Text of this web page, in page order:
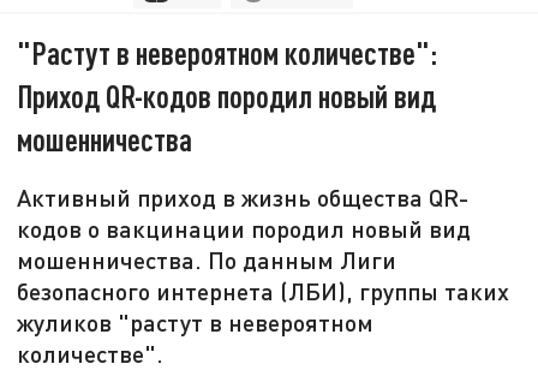
"Растут в невероятном количестве":
Приход QR-кодов породил новый вид
мошенничества
Активный приход в жизнь общества QR-
кодов о вакцинации породил новый вид
мошенничества. По данным Лиги
безопасного интернета (ЛБИ), группы таких
жуликов "растут в невероятном
количестве".